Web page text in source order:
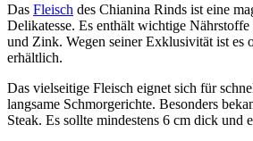
Das Fleisch des Chianina Rinds ist eine
Delikatesse. Es enthält wichtige
und Zink. Wegen seiner Exklusivität ist es
erhältlich.
Das vielseitige Fleisch eignet sich für
langsame Schmorgerichte. Besonders
Steak. Es sollte mindestens 6 cm dick und